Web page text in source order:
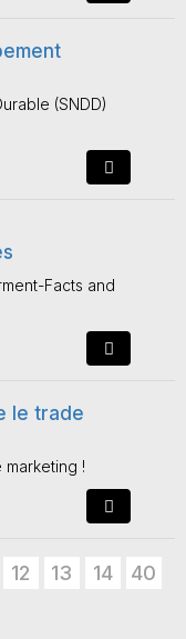
(SNDD)
Facts and
le trade
!
12 13 14
40